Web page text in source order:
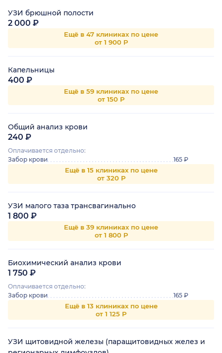
УЗИ брюшной полости
2 000 ₽
Ещё в 47 клиниках по цене
от 1 900 Р
Капельницы
400 ₽
Ещё в 59 клиниках по цене
от 150 Р
Общий анализ крови
240 ₽
Оплачивается отдельно:
Забор крови
165 ₽
Ещё в 15 клиниках по цене
от 320 Р
УЗИ малого таза трансвагинально
1 800 ₽
Ещё в 39 клиниках по цене
от 1 800 Р
Биохимический анализ крови
1 750 ₽
Оплачивается отдельно:
Забор крови
165 ₽
Ещё в 13 клиниках по цене
от 1 125 Р
УЗИ щитовидной железы (паращитовидных желез и